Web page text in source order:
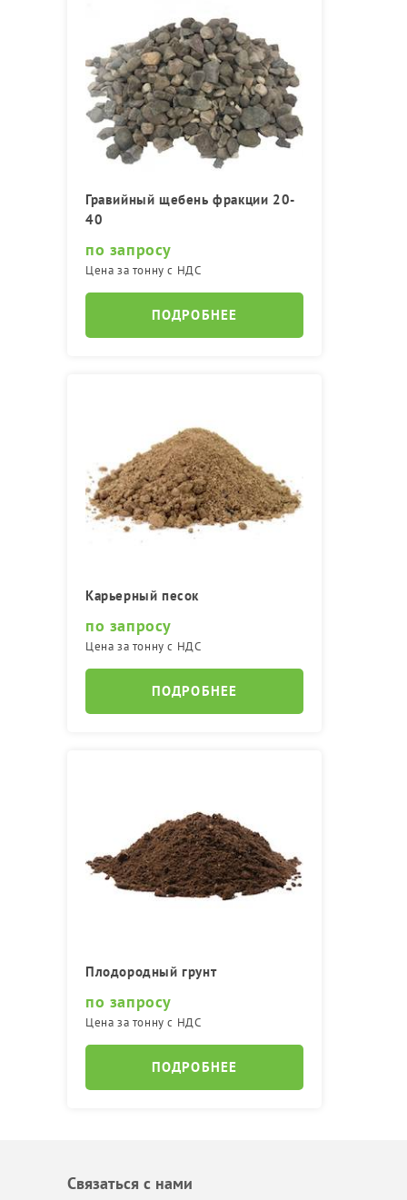
Гравийный щебень фракции 20-
40
по запросу
Цена за тонну с НДС
ПОДРОБНЕЕ
Карьерный песок
по запросу
Цена за тонну с НДС
ПОДРОБНЕЕ
Плодородный грунт
по запросу
Цена за тонну с НДС
ПОДРОБНЕЕ
Связаться с нами